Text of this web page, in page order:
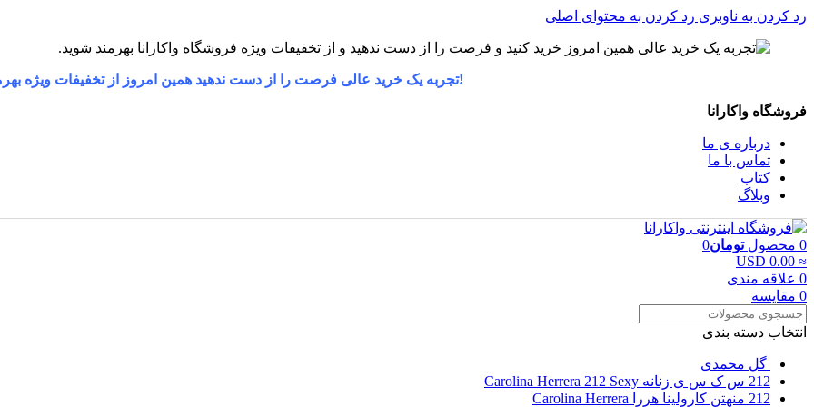
رد کردن به ناوبری رد کردن به محتوای اصلی
!تجربه یک خرید عالی فرصت را از دست ندهید همین امروز از تخفیفات ویژه
فروشگاه واکارانا
درباره ی ما
تماس با ما
کتاب
وبلاگ
0 محصول تومان0
≈ 0.00 USD
0 علاقه مندی
0 مقایسه
انتخاب دسته بندی
گل محمدی
212 س ک س ی زنانه Carolina Herrera 212 Sexy
212 منهتن کارولینا هررا Carolina Herrera